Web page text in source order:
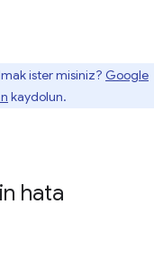
ister misiniz? Google
kaydolun.
hata